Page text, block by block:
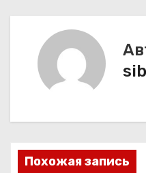
а
а
ц
Похожая запись